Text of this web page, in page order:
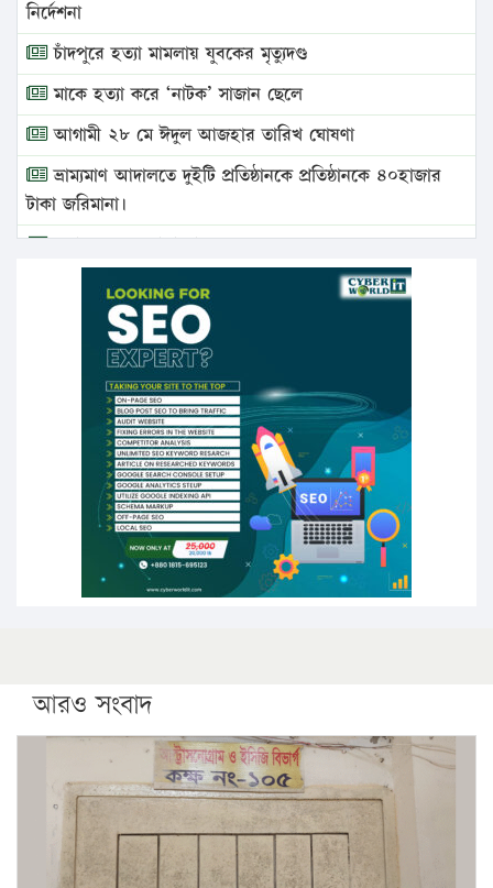
নির্দেশনা
চাঁদপুরে হত্যা মামলায় যুবকের মৃত্যুদণ্ড
মাকে হত্যা করে ‘নাটক’ সাজান ছেলে
আগামী ২৮ মে ঈদুল আজহার তারিখ ঘোষণা
ভ্রাম্যমাণ আদালতে দুইটি প্রতিষ্ঠানকে প্রতিষ্ঠানকে ৪০হাজার
টাকা জরিমানা।
এবার লঞ্চের ভাড়া বাড়ল
১৭ থেকে ২১ শতাংশ বিদ্যুতের দাম বাড়ানোর প্রস্তাব পিডিবির
১৬ মে চাঁদপুর ও ২৫ মে ফেনী সফরে যাবেন প্রধানমন্ত্রী
উচ্চশিক্ষায় গৌরবময় অর্জন: পূর্ণ স্কলারশিপে যুক্তরাষ্ট্রে
পিএইচডি করছেন কুয়েটের কৃতি…
সারা দেশে বজ্রাঘাতে ১৪ জনের প্রাণহানি
কঠোর হচ্ছে এসএসসি ও এইচএসসি পরীক্ষা
ফরিদগঞ্জে আগুনে পুড়লো ৬ ব্যবসা প্রতিষ্ঠান
আরও সংবাদ